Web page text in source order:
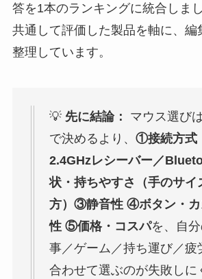
答を1本のランキングに統合しま
共通して評価した製品を軸に、編
整理しています。
💡 先に結論：
マウス選び
で決めるより、 ①接続方式
2.4GHzレシーバー／
状・持ちやすさ（手のサイ
方）③静音性 ④ボタン・カ
性 ⑤価格・コスパを、自
事／ゲーム／持ち運び／疲
合わせて選ぶのが失敗しに